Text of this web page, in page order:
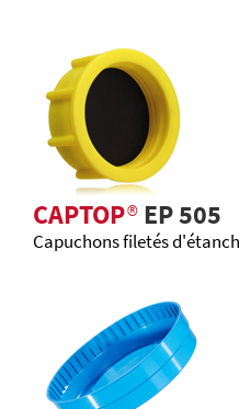
CAPTOP®EP 505
Capuchons filetés